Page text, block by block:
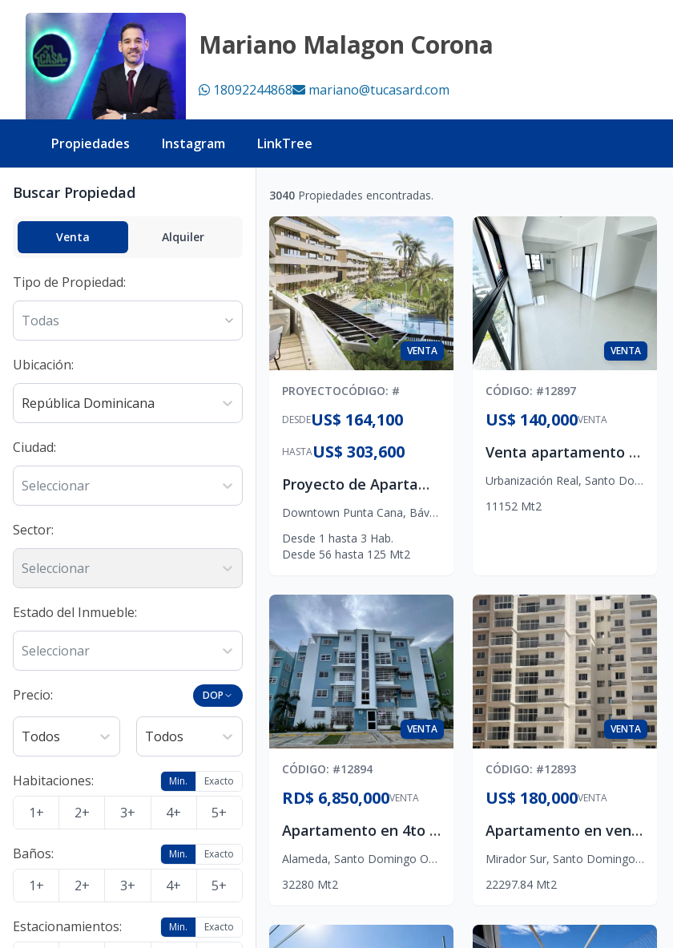
Mariano Malagon Corona
18092244868 mariano@tucasard.com
Propiedades Instagram LinkTree
Buscar Propiedad
Venta Alquiler
Tipo de Propiedad:
Todas
Ubicación:
República Dominicana
Ciudad:
Seleccionar
Sector:
Seleccionar
Estado del Inmueble:
Seleccionar
Precio: DOP
Todos Todos
Habitaciones: Min. Exacto
1+ 2+ 3+ 4+ 5+
Baños: Min. Exacto
1+ 2+ 3+ 4+ 5+
Estacionamientos: Min. Exacto
3040 Propiedades encontradas.
VENTA
PROYECTOCÓDIGO: #
DESDEUS$ 164,100
HASTAUS$ 303,600
Proyecto de Apartamentos con Playa y Campo de Golf
Downtown Punta Cana, Bávaro
Desde 1 hasta 3 Hab.
Desde 56 hasta 125 Mt2
VENTA
CÓDIGO: #12897
VENTA
US$ 140,000
Venta apartamento de oportunidad en urbanización Real , nuevo . 1 habitación + áreas sociales + gimnasio + terraza
Urbanización Real, Santo Domingo D.N.
1 1 1 52 Mt2
VENTA
CÓDIGO: #12894
VENTA
RD$ 6,850,000
Apartamento en 4to piso con terraza privada en Residencial LP-9, próximo a Prolongación 27 de Febrero
Alameda, Santo Domingo Oeste
32280 Mt2
VENTA
CÓDIGO: #12893
VENTA
US$ 180,000
Apartamento en venta en Mirador Sur 2 habitaciones
Mirador Sur, Santo Domingo D.N.
22297.84 Mt2
Propiedades - Tu Casa RD